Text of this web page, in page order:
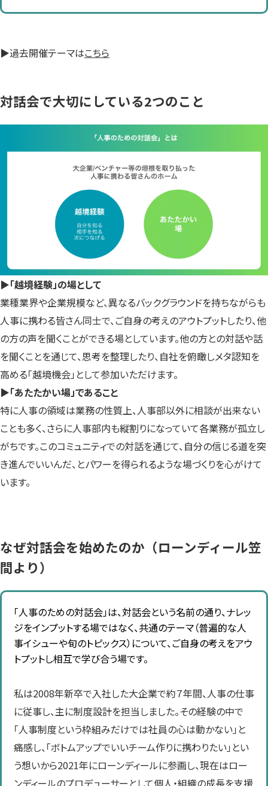
▶過去開催テーマはこちら
対話会で大切にしている2つのこと
▶「越境経験」の場として
業種業界や企業規模など、異なるバックグラウンドを持ちながらも
人事に携わる皆さん同士で、ご自身の考えのアウトプットしたり、他
の方の声を聞くことができる場としています。他の方との対話や話
を聞くことを通じて、思考を整理したり、自社を俯瞰しメタ認知を
高める「越境機会」として参加いただけます。
▶「あたたかい場」であること
特に人事の領域は業務の性質上、人事部以外に相談が出来ない
ことも多く、さらに人事部内も縦割りになっていて各業務が孤立し
がちです。このコミュニティでの対話を通じて、自分の信じる道を突
き進んでいいんだ、とパワーを得られるような場づくりを心がけて
います。
なぜ対話会を始めたのか（ローンディール笠
間より）
「人事のための対話会」は、対話会という名前の通り、ナレッ
ジをインプットする場ではなく、共通のテーマ（普遍的な人
事イシューや旬のトピックス）について、ご自身の考えをアウ
トプットし相互で学び合う場です。
私は2008年新卒で入社した大企業で約７年間、人事の仕事
に従事し、主に制度設計を担当しました。その経験の中で
「人事制度という枠組みだけでは社員の心は動かない」と
痛感し、「ボトムアップでいいチーム作りに携わりたい」とい
う想いから2021年にローンディールに参画し、現在はロー
ンディールのプロデューサーとして個人・組織の成長を支援